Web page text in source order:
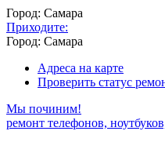
Город: Самара
Приходите:
Город: Самара
Адреса на карте
Проверить статус
Мы починим!
ремонт телефонов,